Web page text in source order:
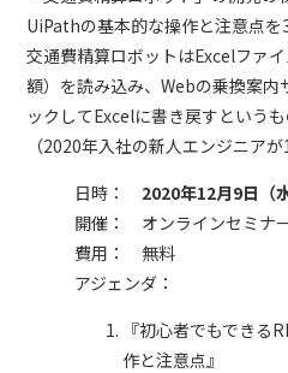
UiPathの基本的な操作と注意点を
交通費精算ロボットはExcelファ
額）を読み込み、Webの乗換案内
ックしてExcelに書き戻すというも
（2020年入社の新人エンジニア
日時： 2020年12月9日（
開催： オンラインセミナ
費用： 無料
アジェンダ：
『初心者でもできる
作と注意点』